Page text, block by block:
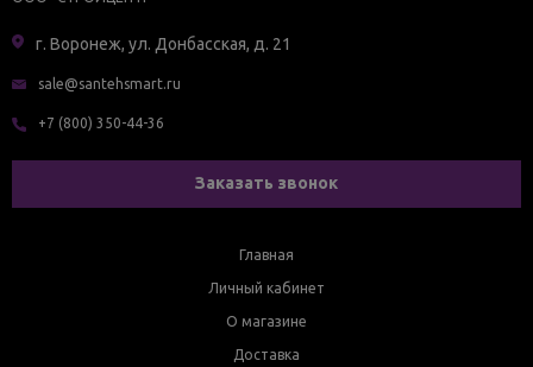
г. Воронеж, ул. Донбасская, д. 21
sale@santehsmart.ru
+7 (800) 350-44-36
Заказать звонок
Главная
Личный кабинет
О магазине
Доставка